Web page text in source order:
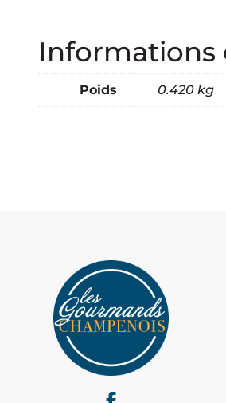
Informations
Poids 0.420 kg